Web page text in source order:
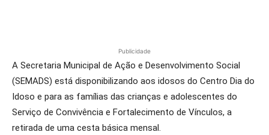
Publicidade
A Secretaria Municipal de Ação e Desenvolvimento Social
(SEMADS) está disponibilizando aos idosos do Centro Dia do
Idoso e para as famílias das crianças e adolescentes do
Serviço de Convivência e Fortalecimento de Vínculos, a
retirada de uma cesta básica mensal.